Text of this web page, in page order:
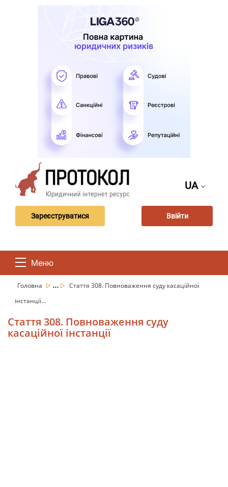
UA
Зареєструватися Ввійти
Меню
Головна ...
Стаття 308. Повноваження суду касаційної
інстанції...
Стаття 308. Повноваження суду
касаційної інстанції